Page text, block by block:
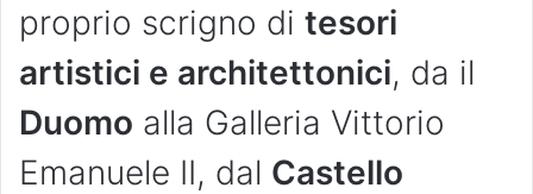
proprio scrigno di tesori
artistici e architettonici, da il
Duomo alla Galleria Vittorio
Emanuele II, dal Castello